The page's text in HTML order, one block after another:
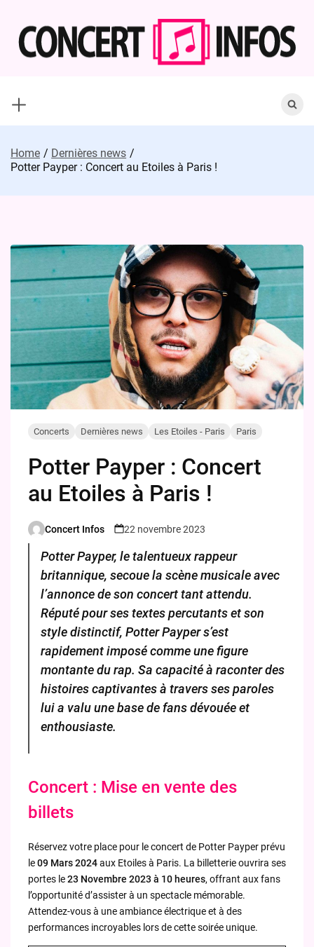
content
for:
Home
Dernières news
Potter Payper : Concert au Etoiles à Paris !
Concerts Dernières news Les Etoiles - Paris Paris
Potter Payper : Concert
au Etoiles à Paris !
Posted
Concert Infos 22 novembre 2023
Potter Payper, le talentueux rappeur
britannique, secoue la scène musicale avec
l’annonce de son concert tant attendu.
Réputé pour ses textes percutants et son
style distinctif, Potter Payper s’est
rapidement imposé comme une figure
montante du rap. Sa capacité à raconter des
histoires captivantes à travers ses paroles
lui a valu une base de fans dévouée et
enthousiaste.
Concert : Mise en vente des
billets
Réservez votre place pour le concert de Potter Payper prévu
le09 Mars 2024aux Etoiles à Paris. La billetterie ouvrira ses
portes le23 Novembre 2023 à 10 heures, offrant aux fans
l’opportunité d’assister à un spectacle mémorable.
Attendez-vous à une ambiance électrique et à des
performances incroyables lors de cette soirée unique.